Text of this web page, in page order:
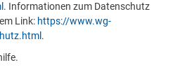
. Informationen zum Datenschutz
Link: https://www.wg-
.